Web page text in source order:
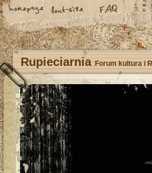
Rupieciarnia Forum kultura i